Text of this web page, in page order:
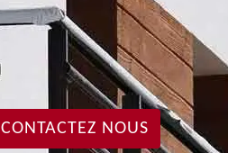
CONTACTEZ NOUS